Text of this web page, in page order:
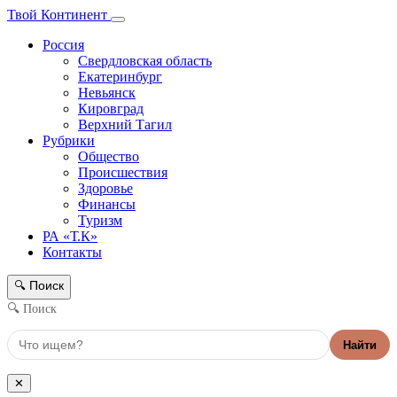
Твой Континент
Россия
Свердловская область
Екатеринбург
Невьянск
Кировград
Верхний Тагил
Рубрики
Общество
Происшествия
Здоровье
Финансы
Туризм
РА «Т.К»
Контакты
🔍 Поиск
🔍 Поиск
Найти
✕